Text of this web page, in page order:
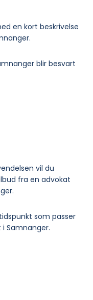
en kort beskrivelse
blir besvart
vil du
fra en advokat
som passer
Samnanger.